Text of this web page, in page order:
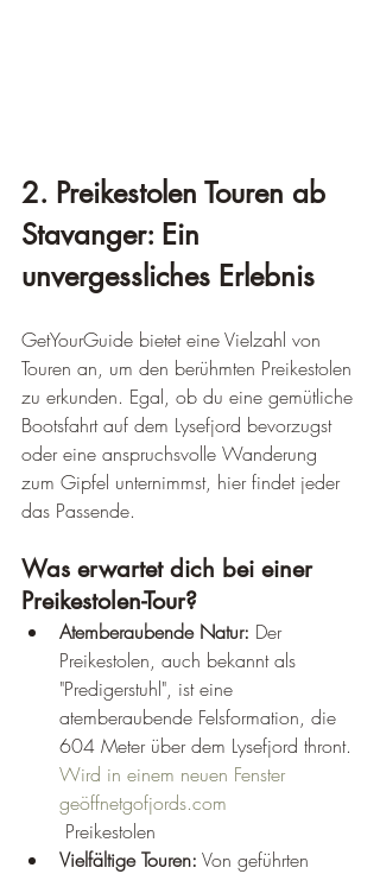
2. Preikestolen Touren ab
Stavanger: Ein
unvergessliches Erlebnis
GetYourGuide bietet eine Vielzahl von
Touren an, um den berühmten Preikestolen
zu erkunden. Egal, ob du eine gemütliche
Bootsfahrt auf dem Lysefjord bevorzugst
oder eine anspruchsvolle Wanderung
zum Gipfel unternimmst, hier findet jeder
das Passende.
Was erwartet dich bei einer
Preikestolen-Tour?
Atemberaubende Natur: Der
Preikestolen, auch bekannt als
"Predigerstuhl", ist eine
atemberaubende Felsformation, die
604 Meter über dem Lysefjord thront.
Wird in einem neuen Fenster
geöffnetgofjords.com
Preikestolen
Vielfältige Touren: Von geführten